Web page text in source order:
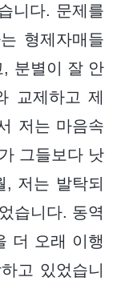
니다. 문제를
형제자매들
, 분별이 잘 안
교제하고 제
저는 마음속
그들보다 낫
, 저는 발탁되
습니다. 동역
더 오래 이행
고 있었습니